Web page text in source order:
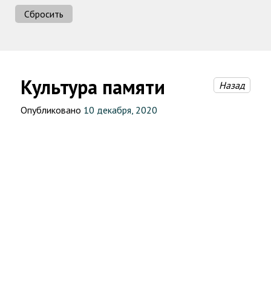
Культура памяти Назад
Опубликовано 10 декабря, 2020
Сбросить